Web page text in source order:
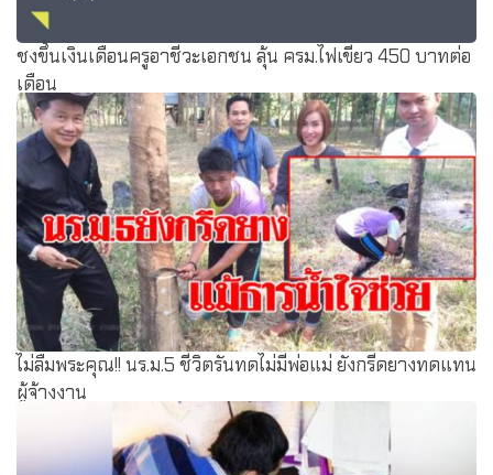
ชงขึ้นเงินเดือนครูอาชีวะเอกชน ลุ้น ครม.ไฟเขียว 450 บาทต่อ
เดือน
ไม่ลืมพระคุณ!! นร.ม.5 ชีวิตรันทดไม่มีพ่อแม่ ยังกรีดยางทดแทน
ผู้จ้างงาน